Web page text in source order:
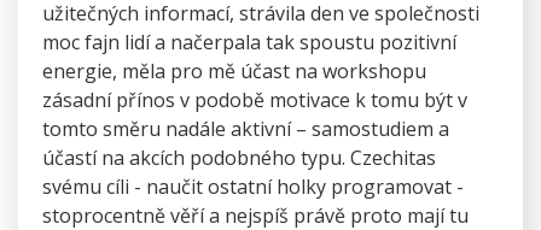
užitečných informací, strávila den ve společnosti
moc fajn lidí a načerpala tak spoustu pozitivní
energie, měla pro mě účast na workshopu
zásadní přínos v podobě motivace k tomu být v
tomto směru nadále aktivní – samostudiem a
účastí na akcích podobného typu. Czechitas
svému cíli - naučit ostatní holky programovat -
stoprocentně věří a nejspíš právě proto mají tu